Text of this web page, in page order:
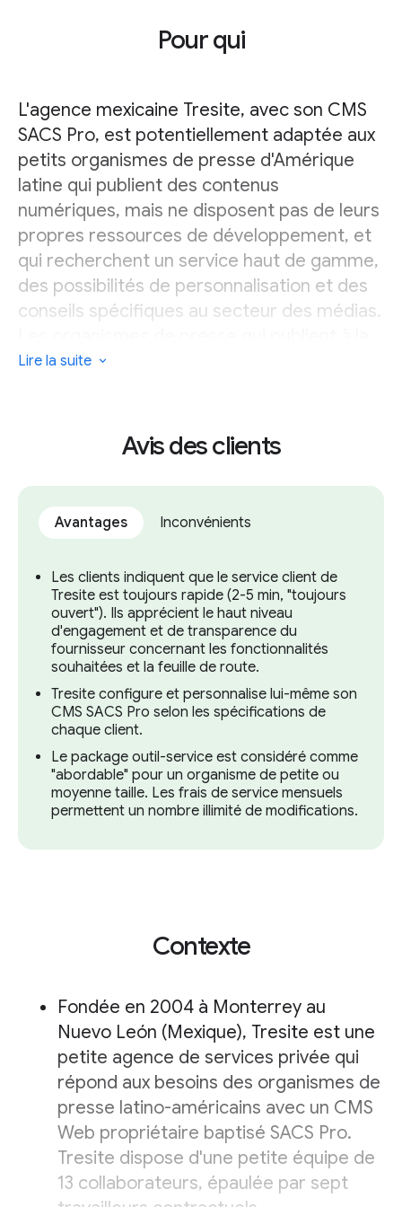
Pour qui
L'agence mexicaine Tresite, avec son CMS
SACS Pro, est potentiellement adaptée aux
petits organismes de presse d'Amérique
latine qui publient des contenus
numériques, mais ne disposent pas de leurs
propres ressources de développement, et
qui recherchent un service haut de gamme,
des possibilités de personnalisation et des
conseils spécifiques au secteur des médias.
fois sous format papier et numérique
SACS Pro n'offre pas la fluidité suffisante
pour connecter les deux univers. Les outils
présentent par exemple des lacunes en
matière d'archivage, de services vidéo,
d'abonnements et de services de gestion
Lire la suite
Avis des clients
Avantages Inconvénients
Les clients indiquent que le service client de
Tresite est toujours rapide (2-5 min, "toujours
ouvert"). Ils apprécient le haut niveau
d'engagement et de transparence du
fournisseur concernant les fonctionnalités
souhaitées et la feuille de route.
Tresite configure et personnalise lui-même son
CMS SACS Pro selon les spécifications de
chaque client.
Le package outil-service est considéré comme
"abordable" pour un organisme de petite ou
moyenne taille. Les frais de service mensuels
permettent un nombre illimité de modifications.
Contexte
Fondée en 2004 à Monterrey au
Nuevo León (Mexique), Tresite est une
petite agence de services privée qui
répond aux besoins des organismes de
presse latino-américains avec un CMS
Web propriétaire baptisé SACS Pro.
Tresite dispose d'une petite équipe de
13 collaborateurs, épaulée par sept